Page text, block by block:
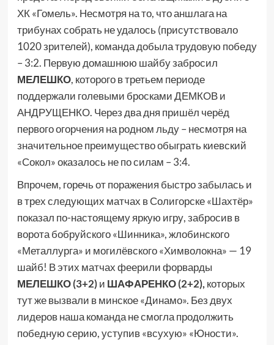
ХК «Гомель». Несмотря на то, что аншлага на
трибунах собрать не удалось (присутствовало
1020 зрителей), команда добыла трудовую победу
– 3:2. Первую домашнюю шайбу забросил
МЕЛЕШКО, которого в третьем периоде
поддержали голевыми бросками ДЕМКОВ и
АНДРУЩЕНКО. Через два дня пришёл черёд
первого огорчения на родном льду – несмотря на
значительное преимущество обыграть киевский
«Сокол» оказалось не по силам – 3:4.
Впрочем, горечь от поражения быстро забылась и
в трех следующих матчах в Солигорске «Шахтёр»
показал по-настоящему яркую игру, забросив в
ворота бобруйского «Шинника», жлобинского
«Металлурга» и могилёвского «Химволокна» — 19
шайб! В этих матчах феерили форварды
МЕЛЕШКО (3+2)и ШАФАРЕНКО (2+2), которых
тут же вызвали в минское «Динамо». Без двух
лидеров наша команда не смогла продолжить
победную серию, уступив «всухую» «Юности».